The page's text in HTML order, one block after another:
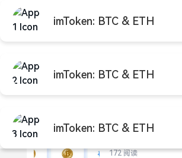
imToken: BTC & ETH
imToken: BTC & ETH
imToken: BTC & ETH
imtoken官网正版
中国三大数字
172 阅读